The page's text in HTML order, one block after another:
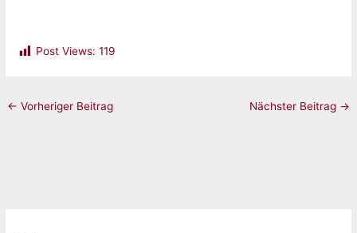
Post Views: 119
← Vorheriger Beitrag Nächster Beitrag →